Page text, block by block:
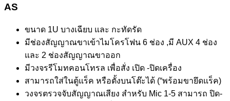
AS
ขนาด 1U บางเฉียบ และ กะทัดรัด
มีช่องสัญญาณขาเข้าไมโครโฟน 6 ช่อง ,มี AUX 4 ช่อง
และ 2 ช่องสัญญาณขาออก
มีวงจรรีโมทคอนโทรล เพื่อสั่ง เปิด -ปิดเครื่อง
สามารถใส่ในตู้แร็ค หรือตั้งบนโต๊ะได้ (“พร้อมขายึดแร็ค)
วงจรตรวจจับสัญญาณเสียง สำหรับ Mic 1-5 สามารถ ปิด-